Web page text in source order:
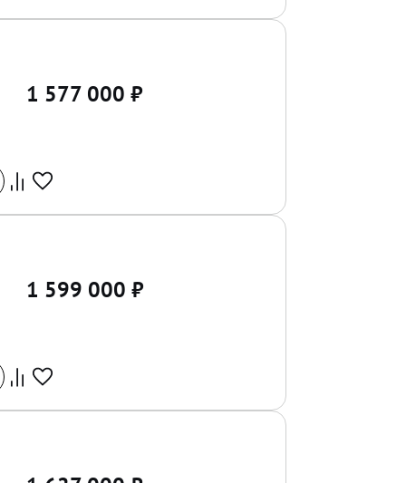
1 577 000 ₽
1 599 000 ₽